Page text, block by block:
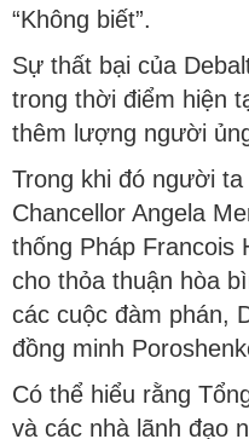
“Không biết”.
Sự thất bại của
trong thời điểm hiện
thêm lượng người
Trong khi đó người
Chancellor Angela
thống Pháp Francois
cho thỏa thuận hòa
các cuộc đàm phán,
đồng minh
Có thể hiểu rằng
và các nhà lãnh đạo